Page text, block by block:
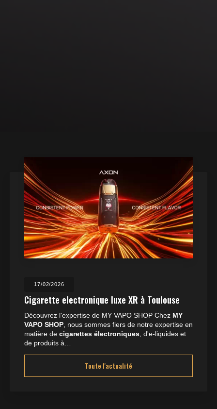
17/02/2026
Cigarette electronique luxe XR à Toulouse
Découvrez l'expertise de MY VAPO SHOP Chez MY
VAPO SHOP , nous sommes fiers de notre expertise en
matière de cigarettes électroniques , d'e-liquides et
de produits à…
Toute l'actualité